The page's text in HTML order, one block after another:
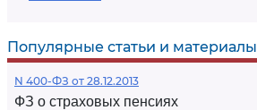
Популярные статьи и материалы
N 400-ФЗ от 28.12.2013
ФЗ о страховых пенсиях